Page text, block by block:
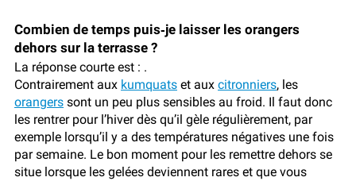
Combien de temps puis‑je laisser les orangers
dehors sur la terrasse ?
La réponse courte est : .
Contrairement aux kumquats et aux citronniers, les
orangers sont un peu plus sensibles au froid. Il faut donc
les rentrer pour l’hiver dès qu’il gèle régulièrement, par
exemple lorsqu’il y a des températures négatives une fois
par semaine. Le bon moment pour les remettre dehors se
situe lorsque les gelées deviennent rares et que vous